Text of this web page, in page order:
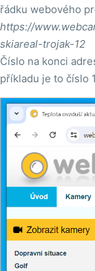
řádku webového
https://
skiareal-trojak-12
Číslo na konci
příkladu je to číslo